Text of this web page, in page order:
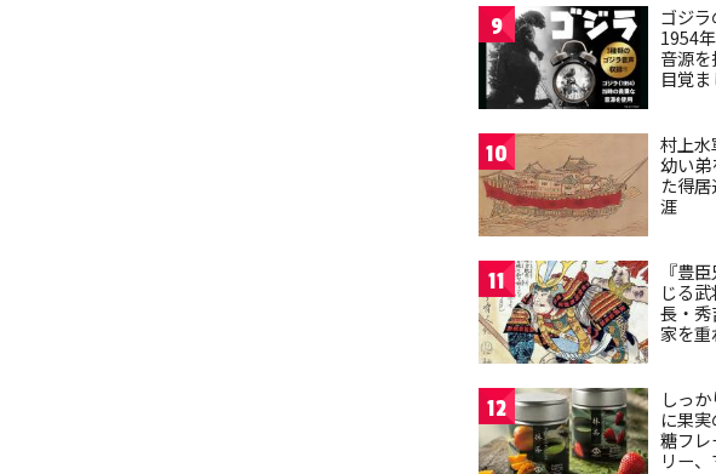
9
ゴジ
1954
音源
目覚
10
村上水
幼い弟
た得
涯
11
『豊
じる
長・秀
家を
12
しっ
に果
糖フ
リー